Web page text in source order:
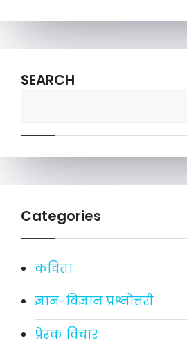
SEARCH
Categories
कविता
ज्ञान-विज्ञान प्रश्नोत्तरी
प्रेरक विचार